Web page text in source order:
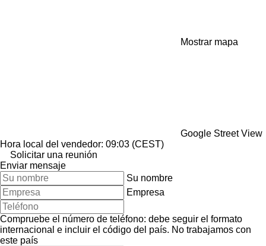
Mostrar mapa
Google Street View
Hora local del vendedor: 09:03 (CEST)
Solicitar una reunión
Enviar mensaje
Su nombre
Empresa
Compruebe el número de teléfono: debe seguir el formato
internacional e incluir el código del país. No trabajamos con
este país